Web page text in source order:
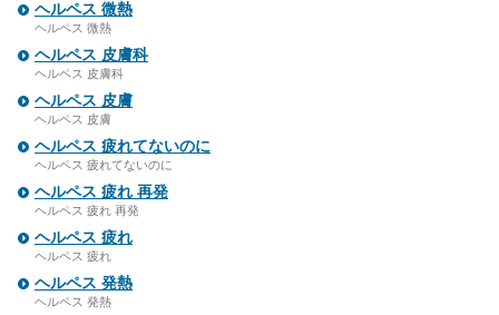
ヘルペス 微熱
ヘルペス 微熱
ヘルペス 皮膚科
ヘルペス 皮膚科
ヘルペス 皮膚
ヘルペス 皮膚
ヘルペス 疲れてないのに
ヘルペス 疲れてないのに
ヘルペス 疲れ 再発
ヘルペス 疲れ 再発
ヘルペス 疲れ
ヘルペス 疲れ
ヘルペス 発熱
ヘルペス 発熱